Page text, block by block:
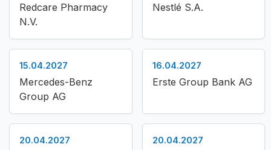
Redcare Pharmacy
N.V.
Nestlé S.A.
15.04.2027
Mercedes-Benz
Group AG
16.04.2027
Erste Group Bank AG
20.04.2027 20.04.2027